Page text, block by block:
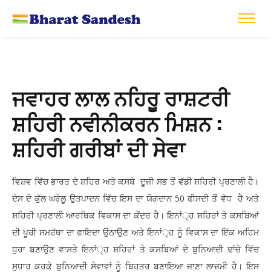
ਜਵਾਹਰ ਲਾਲ ਨਹਿਰੂ ਰਾਸ਼ਟਰੀ
ਸ਼ਹਿਰੀ ਨਵੀਨੀਕਰਨ ਮਿਸ਼ਨ :
ਸ਼ਹਿਰੀ ਗਰੀਬਾਂ ਦੀ ਸੇਵਾ
ਵਿਸ਼ਵ ਵਿੱਚ ਭਾਰਤ ਦੇ ਸ਼ਹਿਰ ਅਤੇ ਕਸਬੇ ਦੂਜੀ ਸਭ ਤੋਂ ਵੱਡੀ ਸ਼ਹਿਰੀ ਪ੍ਰਣਾਲੀ ਹੈ।
ਦੇਸ ਦੇ ਕੁੱਲ ਘਰੇਲੂ ਉਤਪਾਦਨ ਵਿੱਚ ਇਸ ਦਾ ਯੋਗਦਾਨ 50 ਫੀਸਦੀ ਤੋਂ ਵੱਧ ਹੈ ਅਤੇ
ਸ਼ਹਿਰੀ ਪ੍ਰਣਾਲੀ ਆਰਥਿਕ ਵਿਕਾਸ ਦਾ ਕੇਂਦਰ ਹੈ। ਇਨਾਂ੍ਹ ਸ਼ਹਿਰਾਂ ਤੇ ਕਸਬਿਆਂ
ਦੀ ਪੂਰੀ ਸਮਰੱਥਾ ਦਾ ਫਾਇਦਾ ਉਠਾਉਣ ਅਤੇ ਇਨਾਂ੍ਹ ਨੂੰ ਵਿਕਾਸ ਦਾ ਇੱਕ ਅਹਿਮ
ਧੁਰਾ ਬਣਾਉਣ ਵਾਸਤੇ ਇਨਾਂ੍ਹ ਸ਼ਹਿਰਾਂ ਤੇ ਕਸਬਿਆਂ ਦੇ ਬੁਨਿਆਦੀ ਢਾਂਚੇ ਵਿੱਚ
ਸੁਧਾਰ ਕਰਕੇ ਬੁਨਿਆਦੀ ਸੇਵਾਵਾਂ ਨੂੰ ਬਿਹਤਰ ਬਣਾਇਆ ਜਾਣਾ ਲਾਜ਼ਮੀ ਹੈ। ਇਸ